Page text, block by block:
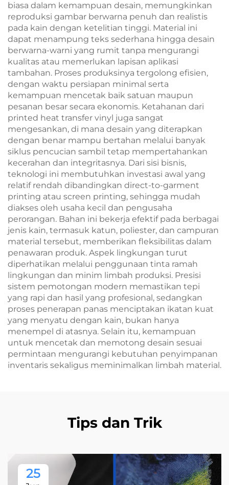
biasa dalam kemampuan desain, memungkinkan
reproduksi gambar berwarna penuh dan realistis
pada kain dengan ketelitian tinggi. Material ini
dapat menampung teks sederhana hingga desain
berwarna-warni yang rumit tanpa mengurangi
kualitas atau memerlukan lapisan aplikasi
tambahan. Proses produksinya tergolong efisien,
dengan waktu persiapan minimal serta
kemampuan mencetak baik satuan maupun
pesanan besar secara ekonomis. Ketahanan dari
printed heat transfer vinyl juga sangat
mengesankan, di mana desain yang diterapkan
dengan benar mampu bertahan melalui banyak
siklus pencucian sambil tetap mempertahankan
kecerahan dan integritasnya. Dari sisi bisnis,
teknologi ini membutuhkan investasi awal yang
relatif rendah dibandingkan direct-to-garment
printing atau screen printing, sehingga mudah
diakses oleh usaha kecil dan pengusaha
perorangan. Bahan ini bekerja efektif pada berbagai
jenis kain, termasuk katun, poliester, dan campuran
material tersebut, memberikan fleksibilitas dalam
penawaran produk. Aspek lingkungan turut
diperhatikan melalui penggunaan tinta ramah
lingkungan dan minim limbah produksi. Presisi
sistem pemotongan modern memastikan tepi
yang rapi dan hasil yang profesional, sedangkan
proses penerapan panas menciptakan ikatan kuat
yang menyatu dengan kain, bukan hanya
menempel di atasnya. Selain itu, kemampuan
untuk mencetak dan memotong desain sesuai
permintaan mengurangi kebutuhan penyimpanan
inventaris sekaligus meminimalkan limbah material.
Tips dan Trik
25